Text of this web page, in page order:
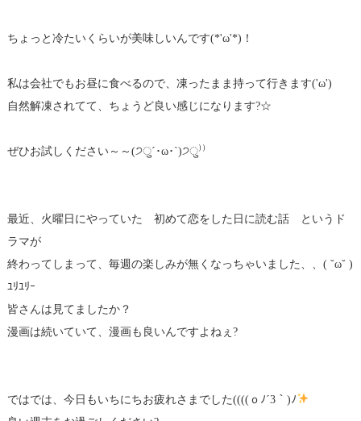
ちょっと冷たいくらいが美味しいんです(*'ω'*)！
私は会社でもお昼に食べるので、凍ったまま持って行きます('ω')
自然解凍されてて、ちょうど良い感じになります?☆
ぜひお試しください～～(੭ु´･ω･`)੭ु⁾⁾
最近、火曜日にやっていた 初めて恋をした日に読む話 というド
ラマが
終わってしまって、毎週の楽しみが無くなっちゃいました、、( ˘ω˘ )
ﾕﾘﾕﾘｰ
皆さんは見てましたか？
漫画は続いていて、漫画も良いんですよねぇ?
ではでは、今日もいちにちお疲れさまでした((((ｏﾉ´3｀)ﾉ